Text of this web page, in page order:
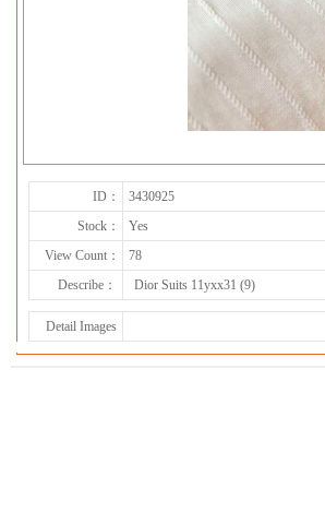
ID： 3430925
Stock：
Yes
View Count：
78
Describe：
Dior Suits 11yxx31 (9)
Detail Images